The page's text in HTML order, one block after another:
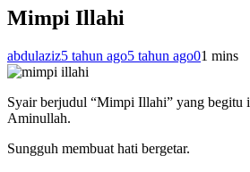
Mimpi Illahi
abdulaziz5 tahun ago5 tahun ago01 mins
Syair berjudul “Mimpi Illahi” yang begitu
Aminullah.
Sungguh membuat hati bergetar.